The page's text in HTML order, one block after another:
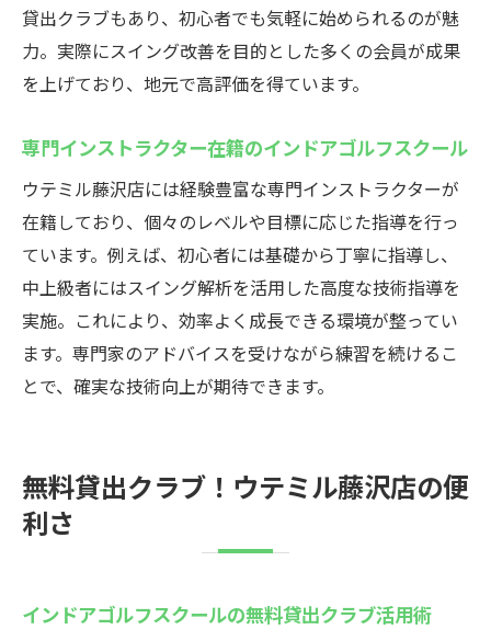
貸出クラブもあり、初心者でも気軽に始められるのが魅
力。実際にスイング改善を目的とした多くの会員が成果
を上げており、地元で高評価を得ています。
専門インストラクター在籍のインドアゴルフスクール
ウテミル藤沢店には経験豊富な専門インストラクターが
在籍しており、個々のレベルや目標に応じた指導を行っ
ています。例えば、初心者には基礎から丁寧に指導し、
中上級者にはスイング解析を活用した高度な技術指導を
実施。これにより、効率よく成長できる環境が整ってい
ます。専門家のアドバイスを受けながら練習を続けるこ
とで、確実な技術向上が期待できます。
無料貸出クラブ！ウテミル藤沢店の便
利さ
インドアゴルフスクールの無料貸出クラブ活用術